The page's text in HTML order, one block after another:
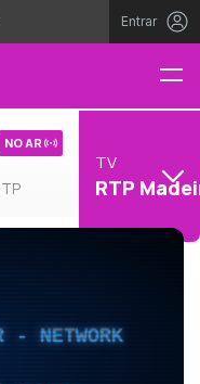
Entrar
NO AR
TV
RTP
- NETWORK